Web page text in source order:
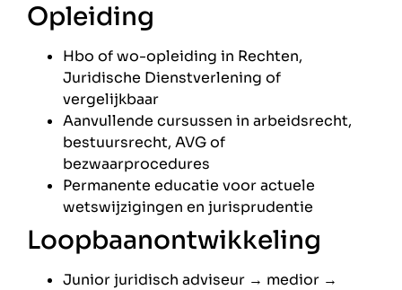
Opleiding
Hbo of wo-opleiding in Rechten,
Juridische Dienstverlening of
vergelijkbaar
Aanvullende cursussen in arbeidsrecht,
bestuursrecht, AVG of
bezwaarprocedures
Permanente educatie voor actuele
wetswijzigingen en jurisprudentie
Loopbaanontwikkeling
Junior juridisch adviseur → medior →